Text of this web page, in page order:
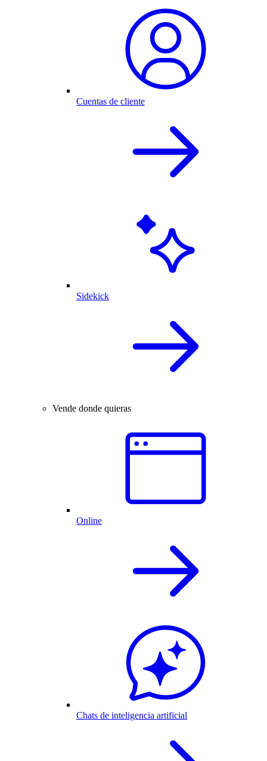
Cuentas de cliente
Sidekick
Vende donde quieras
Online
Chats de inteligencia artificial